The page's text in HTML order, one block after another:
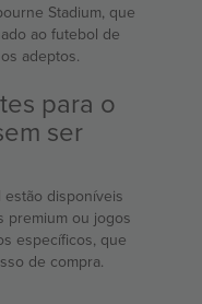
Stadium, que
ao futebol de
adeptos.
para o
ser
premium ou jogos
específicos, que
de compra.